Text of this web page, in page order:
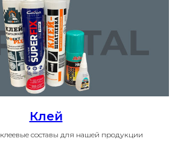
Клей
составы для нашей продукции